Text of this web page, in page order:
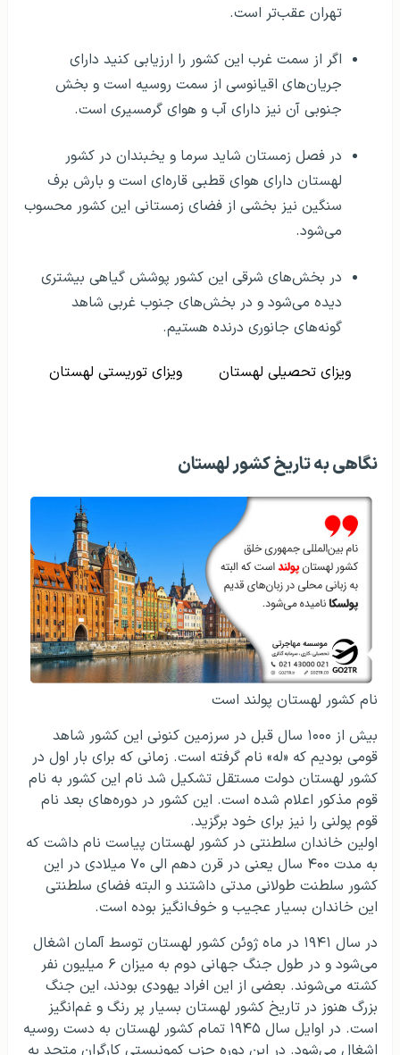
تهران عقب‌تر است.
اگر از سمت غرب این کشور را ارزیابی کنید دارای
جریان‌های اقیانوسی از سمت روسیه است و بخش
جنوبی آن نیز دارای آب و هوای گرمسیری است.
در فصل زمستان شاید سرما و یخبندان در کشور
لهستان دارای هوای قطبی قاره‌ای است و بارش برف
سنگین نیز بخشی از فضای زمستانی این کشور محسوب
می‌شود.
در بخش‌های شرقی این کشور پوشش گیاهی بیشتری
دیده می‌شود و در بخش‌های جنوب غربی شاهد
گونه‌های جانوری درنده هستیم.
ویزای تحصیلی لهستان ویزای توریستی لهستان
نگاهی به تاریخ کشور لهستان
نام کشور لهستان پولند است
بیش از ۱۰۰۰ سال قبل در سرزمین کنونی این کشور شاهد
قومی بودیم که «له» نام گرفته است. زمانی که برای بار اول در
کشور لهستان دولت مستقل تشکیل شد نام این کشور به نام
قوم مذکور اعلام شده است. این کشور در دوره‌های بعد نام
قوم پولنی را نیز برای خود برگزید.
اولین خاندان سلطنتی در کشور لهستان پیاست نام داشت که
به مدت ۴۰۰ سال یعنی در قرن دهم الی ۷۰ میلادی در این
کشور سلطنت طولانی مدتی داشتند و البته فضای سلطنتی
این خاندان بسیار عجیب و خوف‌انگیز بوده است.
در سال ۱۹۴۱ در ماه ژوئن کشور لهستان توسط آلمان اشغال
می‌شود و در طول جنگ جهانی دوم به میزان ۶ میلیون نفر
کشته می‌شوند. بعضی از این افراد یهودی بودند، این جنگ
بزرگ هنوز در تاریخ کشور لهستان بسیار پر رنگ و غم‌انگیز
است. در اوایل سال ۱۹۴۵ تمام کشور لهستان به دست روسیه
اشغال می‌شود. در این دوره حزب کمونیستی کارگران متحد به